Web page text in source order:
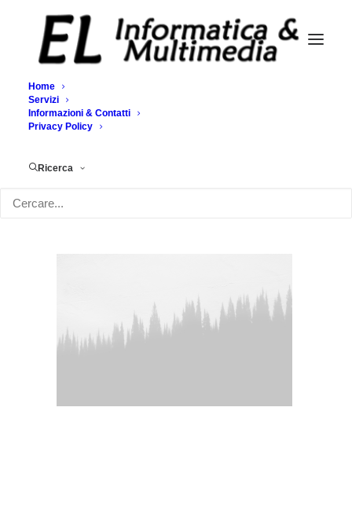
Home
Servizi
Informazioni & Contatti
Privacy Policy
Ricerca
Demo media 425760425